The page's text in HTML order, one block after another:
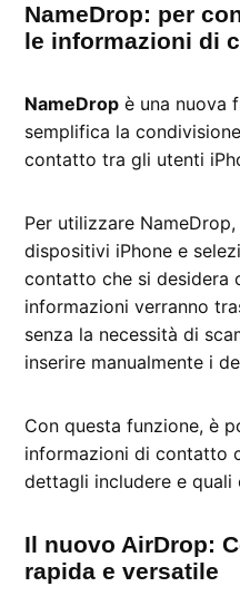
NameDrop: per
le informazioni di
NameDrop è una nuova
semplifica la
contatto tra gli utenti
Per utilizzare
dispositivi iPhone e
contatto che si desidera
informazioni verranno
senza la necessità di
inserire manualmente i
Con questa funzione, è
informazioni di contatto
dettagli includere e quali
Il nuovo AirDrop:
rapida e versatile